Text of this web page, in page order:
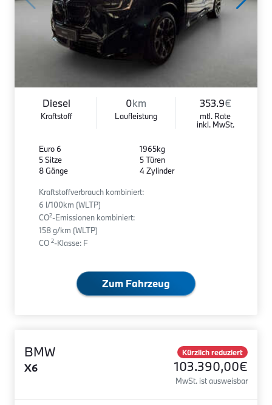
Diesel
Kraftstoff
0km
Laufleistung
353.9€
mtl. Rate
inkl. MwSt.
Euro 6
5 Sitze
8 Gänge
1965kg
5 Türen
4 Zylinder
Kraftstoffverbrauch kombiniert:
6 l/100km (WLTP)
CO2-Emissionen kombiniert:
158 g/km (WLTP)
CO 2-Klasse: F
Zum Fahrzeug
BMW
X6
Kürzlich reduziert
103.390,00€
MwSt. ist ausweisbar